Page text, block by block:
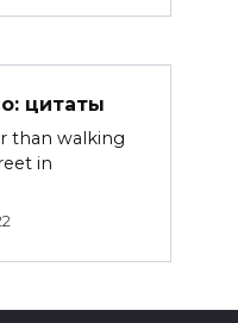
цитаты
than walking
in